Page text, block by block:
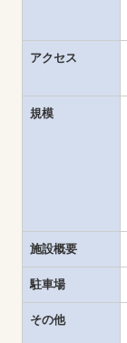
アクセス
規模
施設概要
駐車場
その他